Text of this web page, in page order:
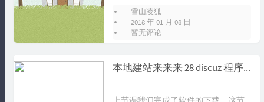
雪山凌狐
2018 年 01 月 08 日
暂无评论
本地建站来来来 28 discuz 程序安装